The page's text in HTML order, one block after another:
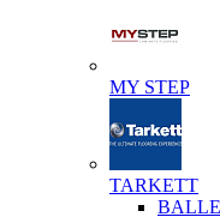
MY STEP
TARKETT